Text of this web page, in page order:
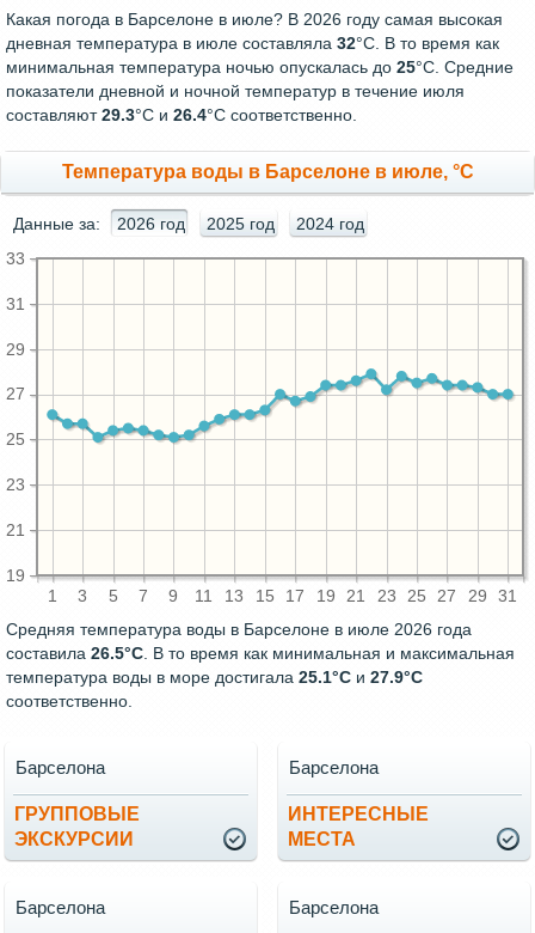
Какая погода в Барселоне в июле? В 2026 году самая высокая
дневная температура в июле составляла 32°С. В то время как
минимальная температура ночью опускалась до 25°C. Средние
показатели дневной и ночной температур в течение июля
составляют29.3°С и 26.4°С соответственно.
Температура воды в Барселоне в июле, °C
Данные за: 2026 год 2025 год 2024 год
1 3 5 7 9 11 13 15 17 19 21 23 25 27 29 31
19
21
23
25
27
29
31
33
Средняя температура воды в Барселоне в июле 2026 года
составила 26.5°C. В то время как минимальная и максимальная
температура воды в море достигала 25.1°C и 27.9°C
соответственно.
ГРУППОВЫЕ
ЭКСКУРСИИ
Барселона
ИНТЕРЕСНЫЕ
МЕСТА
Барселона
Барселона Барселона